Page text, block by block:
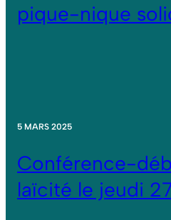
pique-nique
5 MARS 2025
Conférence-
laïcité le jeudi